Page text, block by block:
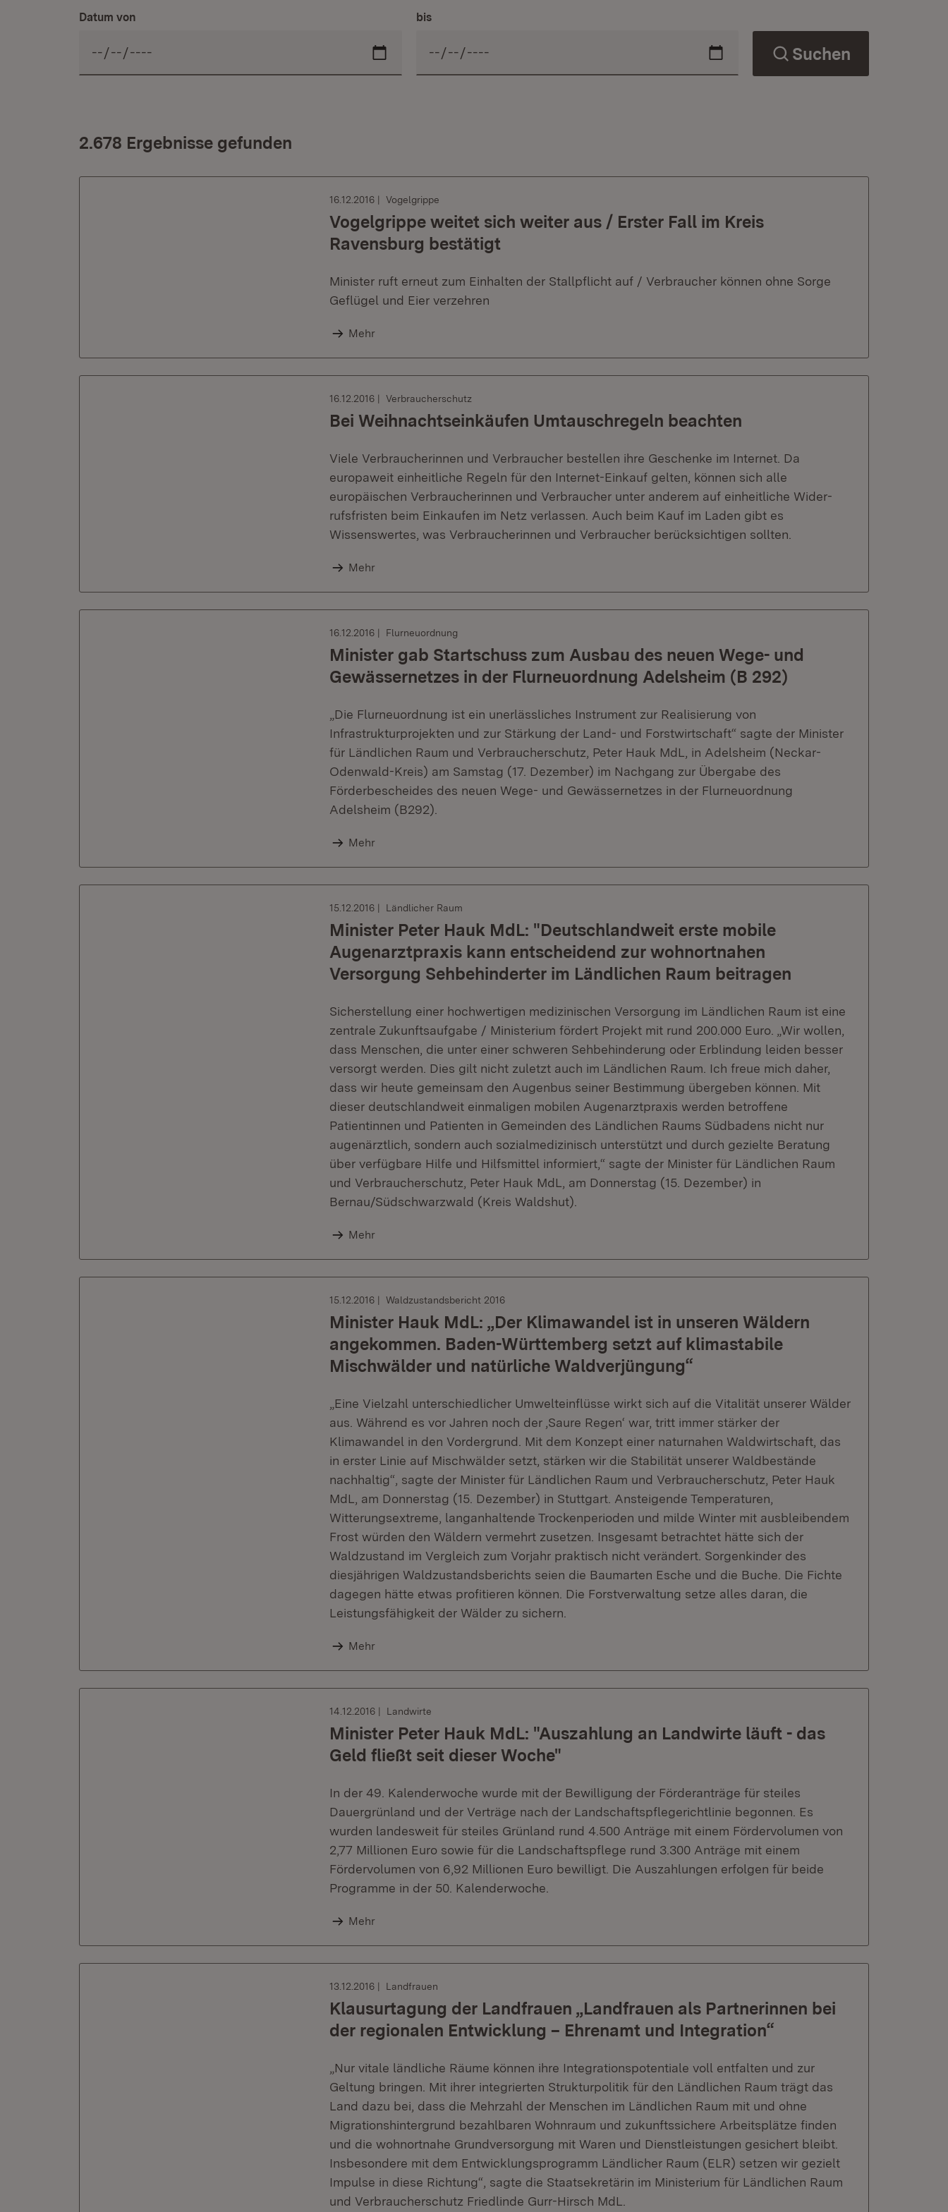
Datum von bis
Suchen
2.678 Ergebnisse gefunden
16.12.2016 Vogelgrippe
Vogelgrippe weitet sich weiter aus / Erster Fall im Kreis
Ravensburg bestätigt
Minister ruft erneut zum Einhalten der Stallpflicht auf / Verbraucher können ohne Sorge
Geflügel und Eier verzehren
Mehr
16.12.2016 Verbraucherschutz
Bei Weihnachtseinkäufen Umtauschregeln beachten
Viele Verbraucherinnen und Verbraucher bestellen ihre Geschenke im Internet. Da
europaweit einheitliche Regeln für den Internet-Einkauf gelten, können sich alle
europäischen Verbraucherinnen und Verbraucher unter anderem auf einheitliche Wider-
rufsfristen beim Einkaufen im Netz verlassen. Auch beim Kauf im Laden gibt es
Wissenswertes, was Verbraucherinnen und Verbraucher berücksichtigen sollten.
Mehr
16.12.2016 Flurneuordnung
Minister gab Startschuss zum Ausbau des neuen Wege- und
Gewässernetzes in der Flurneuordnung Adelsheim (B 292)
„Die Flurneuordnung ist ein unerlässliches Instrument zur Realisierung von
Infrastrukturprojekten und zur Stärkung der Land- und Forstwirtschaft“ sagte der Minister
für Ländlichen Raum und Verbraucherschutz, Peter Hauk MdL, in Adelsheim (Neckar-
Odenwald-Kreis) am Samstag (17. Dezember) im Nachgang zur Übergabe des
Förderbescheides des neuen Wege- und Gewässernetzes in der Flurneuordnung
Adelsheim (B292).
Mehr
15.12.2016 Ländlicher Raum
Minister Peter Hauk MdL: "Deutschlandweit erste mobile
Augenarztpraxis kann entscheidend zur wohnortnahen
Versorgung Sehbehinderter im Ländlichen Raum beitragen
Sicherstellung einer hochwertigen medizinischen Versorgung im Ländlichen Raum ist eine
zentrale Zukunftsaufgabe / Ministerium fördert Projekt mit rund 200.000 Euro. „Wir wollen,
dass Menschen, die unter einer schweren Sehbehinderung oder Erblindung leiden besser
versorgt werden. Dies gilt nicht zuletzt auch im Ländlichen Raum. Ich freue mich daher,
dass wir heute gemeinsam den Augenbus seiner Bestimmung übergeben können. Mit
dieser deutschlandweit einmaligen mobilen Augenarztpraxis werden betroffene
Patientinnen und Patienten in Gemeinden des Ländlichen Raums Südbadens nicht nur
augenärztlich, sondern auch sozialmedizinisch unterstützt und durch gezielte Beratung
über verfügbare Hilfe und Hilfsmittel informiert,“ sagte der Minister für Ländlichen Raum
und Verbraucherschutz, Peter Hauk MdL, am Donnerstag (15. Dezember) in
Bernau/Südschwarzwald (Kreis Waldshut).
Mehr
15.12.2016 Waldzustandsbericht 2016
Minister Hauk MdL: „Der Klimawandel ist in unseren Wäldern
angekommen. Baden-Württemberg setzt auf klimastabile
Mischwälder und natürliche Waldverjüngung“
„Eine Vielzahl unterschiedlicher Umwelteinflüsse wirkt sich auf die Vitalität unserer Wälder
aus. Während es vor Jahren noch der ‚Saure Regen‘ war, tritt immer stärker der
Klimawandel in den Vordergrund. Mit dem Konzept einer naturnahen Waldwirtschaft, das
in erster Linie auf Mischwälder setzt, stärken wir die Stabilität unserer Waldbestände
nachhaltig“, sagte der Minister für Ländlichen Raum und Verbraucherschutz, Peter Hauk
MdL, am Donnerstag (15. Dezember) in Stuttgart. Ansteigende Temperaturen,
Witterungsextreme, langanhaltende Trockenperioden und milde Winter mit ausbleibendem
Frost würden den Wäldern vermehrt zusetzen. Insgesamt betrachtet hätte sich der
Waldzustand im Vergleich zum Vorjahr praktisch nicht verändert. Sorgenkinder des
diesjährigen Waldzustandsberichts seien die Baumarten Esche und die Buche. Die Fichte
dagegen hätte etwas profitieren können. Die Forstverwaltung setze alles daran, die
Leistungsfähigkeit der Wälder zu sichern.
Mehr
14.12.2016 Landwirte
Minister Peter Hauk MdL: "Auszahlung an Landwirte läuft - das
Geld fließt seit dieser Woche"
In der 49. Kalenderwoche wurde mit der Bewilligung der Förderanträge für steiles
Dauergrünland und der Verträge nach der Landschaftspflegerichtlinie begonnen. Es
wurden landesweit für steiles Grünland rund 4.500 Anträge mit einem Fördervolumen von
2,77 Millionen Euro sowie für die Landschaftspflege rund 3.300 Anträge mit einem
Fördervolumen von 6,92 Millionen Euro bewilligt. Die Auszahlungen erfolgen für beide
Programme in der 50. Kalenderwoche.
Mehr
13.12.2016 Landfrauen
Klausurtagung der Landfrauen „Landfrauen als Partnerinnen bei
der regionalen Entwicklung – Ehrenamt und Integration“
„Nur vitale ländliche Räume können ihre Integrationspotentiale voll entfalten und zur
Geltung bringen. Mit ihrer integrierten Strukturpolitik für den Ländlichen Raum trägt das
Land dazu bei, dass die Mehrzahl der Menschen im Ländlichen Raum mit und ohne
Migrationshintergrund bezahlbaren Wohnraum und zukunftssichere Arbeitsplätze finden
und die wohnortnahe Grundversorgung mit Waren und Dienstleistungen gesichert bleibt.
Insbesondere mit dem Entwicklungsprogramm Ländlicher Raum (ELR) setzen wir gezielt
Impulse in diese Richtung“, sagte die Staatsekretärin im Ministerium für Ländlichen Raum
und Verbraucherschutz Friedlinde Gurr-Hirsch MdL.